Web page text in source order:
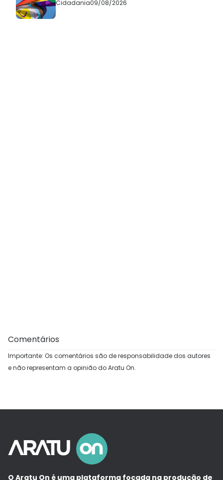
Cidadania09/08/2026
Comentários
Importante: Os comentários são de responsabilidade dos autores
e não representam a opinião do Aratu On.
O Aratu On é uma plataforma focada na produção de